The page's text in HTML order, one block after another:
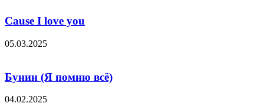
Cause I love you
05.03.2025
Бунин (Я помню всё)
04.02.2025